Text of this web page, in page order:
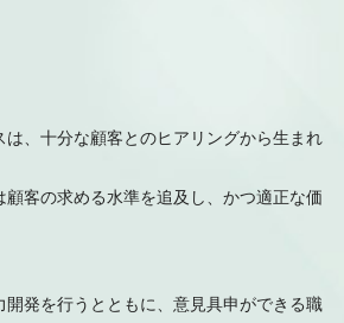
、十分な顧客とのヒアリングから生まれ
顧客の求める水準を追及し、かつ適正な価
発を行うとともに、意見具申ができる職